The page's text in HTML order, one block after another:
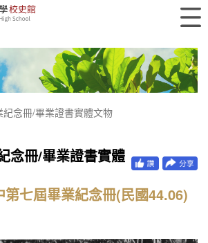
紀念冊/畢業證書實體文物
念冊/畢業證書實體
第七屆畢業紀念冊(民國44.06)